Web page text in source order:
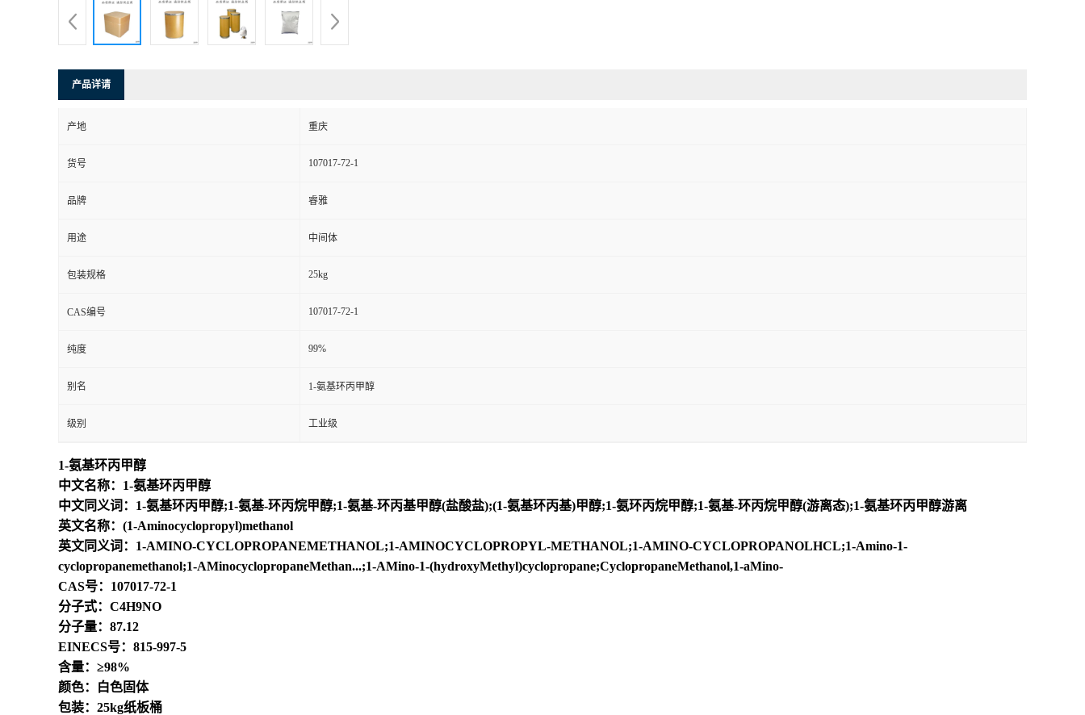
产品详请
产地 重庆
货号 107017-72-1
品牌 睿雅
用途 中间体
包装规格 25kg
CAS编号 107017-72-1
纯度 99%
别名 1-氨基环丙甲醇
级别 工业级
1-氨基环丙甲醇
中文名称：1-氨基环丙甲醇
中文同义词：1-氨基环丙甲醇;1-氨基-环丙烷甲醇;1-氨基-环丙基甲醇(盐酸盐);(1-氨基环丙基)甲醇;1-氨环丙烷甲醇;1-氨基-环丙烷甲醇(游离态);1-氨基环丙甲醇游离
英文名称：(1-Aminocyclopropyl)methanol
英文同义词：1-AMINO-CYCLOPROPANEMETHANOL;1-AMINOCYCLOPROPYL-METHANOL;1-AMINO-CYCLOPROPANOLHCL;1-Amino-1-
cyclopropanemethanol;1-AMinocyclopropaneMethan...;1-AMino-1-(hydroxyMethyl)cyclopropane;CyclopropaneMethanol,1-aMino-
CAS号：107017-72-1
分子式：C4H9NO
分子量：87.12
EINECS号：815-997-5
含量：≥98%
颜色：白色固体
包装：25kg纸板桶